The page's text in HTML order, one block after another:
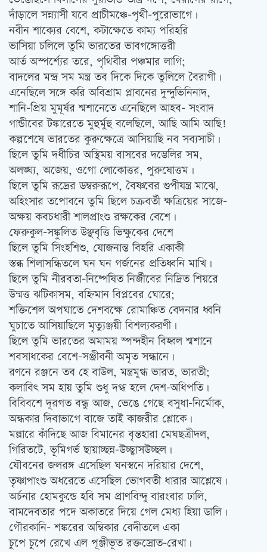
দাঁড়ালে সন্ন্যাসী যবে প্রাচীমঞ্চে-পৃথী-পুরোভাগে।
নবীন শাক্যের বেশে, কটাক্ষেতে কাম্য পরিহরি
ভাসিয়া চলিলে তুমি ভারতের ভাবগঙ্গোত্তরী
আর্ত অস্পর্শ্যের তরে, পৃথিবীর পঞ্চমার লাগি;
বাদলের মন্দ্র সম মন্ত্র তব দিকে দিকে তুলিলে বৈরাগী।
এনেছিলে সঙ্গে করি অবিশ্রাম প্লাবনের দুন্দুভিনিনাদ,
শানি-প্রিয় মুমূর্ষর শ্মশানেতে এনেছিলে আহব- সংবাদ
গান্ডীবের টঙ্কারেতে মুহুর্মুহু বলেছিলে, আছি আমি আছি!
কল্পশেষে ভারতের কুরুক্ষেত্রে আসিয়াছি নব সব্যসাচী।
ছিলে তুমি দধীচির অস্থিময় বাসবের দম্ভেলির সম,
অলঙ্ঘ্য, অজেয়, ওগো লোকোত্তর, পুরুষোত্তম।
ছিলে তুমি রূদ্রের ডম্বরুরূপে, বৈষ্ণবের গুপীযন্ত্র মাঝে,
অহিংসার তপোবনে তুমি ছিলে চক্রবর্তী ক্ষত্রিয়ের সাজে-
অক্ষয় কবচধারী শালপ্রাংশু রক্ষকের বেশে।
ফেরুকুল-সঙ্কুলিত উঞ্ছবৃত্তি ভিক্ষুকের দেশে
ছিলে তুমি সিংহশিশু, যোজনান্ত বিহরি একাকী
স্তব্ধ শিলাসন্ধিতলে ঘন ঘন গর্জনের প্রতিধ্বনি মাখি।
ছিলে তুমি নীরবতা-নিষ্পেষিত নির্জীবের নিদ্রিত শিয়রে
উন্মত্ত ঝটিকাসম, বহ্নিমান বিপ্লবের ঘোরে;
শক্তিশেল অপঘাতে দেশবক্ষে রোমাঞ্চিত বেদনার ধ্বনি
ঘুচাতে আসিয়াছিলে মৃত্যুঞ্জয়ী বিশল্যকরণী।
ছিলে তুমি ভারতের অমাময় স্পন্দহীন বিহ্বল শ্মশানে
শবসাধকের বেশে-সঞ্জীবনী অমৃত সন্ধানে।
রণনে রঞ্জনে তব হে বাউল, মন্ত্রমুগ্ধ ভারত, ভারতী;
কলাবিৎ সম হায় তুমি শুধু দগ্ধ হলে দেশ-অধিপতি।
বিবিবশে দূরগত বন্ধু আজ, ভেঙে গেছে বসুধা-নির্মোক,
অন্ধকার দিবাভাগে বাজে তাই কাজরীর শ্লোকে।
মল্লারে কাঁদিছে আজ বিমানের বৃন্তহারা মেঘছত্রীদল,
গিরিতটে, ভূমিগর্ভ ছায়াচ্ছন্ন-উচ্ছ্বাসউচ্ছল।
যৌবনের জলরঙ্গ এসেছিল ঘনস্বনে দরিয়ার দেশে,
তৃষ্ণাপাংশু অধরেতে এসেছিল ভোগবতী ধারার আশ্লেষে।
অর্চনার হোমকুন্ডে হবি সম প্রাণবিন্দু বারংবার ঢালি,
বামদেবতার পদে অকাতরে দিয়ে গেল মেধ্য হিয়া ডালি।
গৌরকানি- শঙ্করের অম্বিকার বেদীতলে একা
চুপে চুপে রেখে এল পূঞ্জীভূত রক্তস্রোত-রেখা।